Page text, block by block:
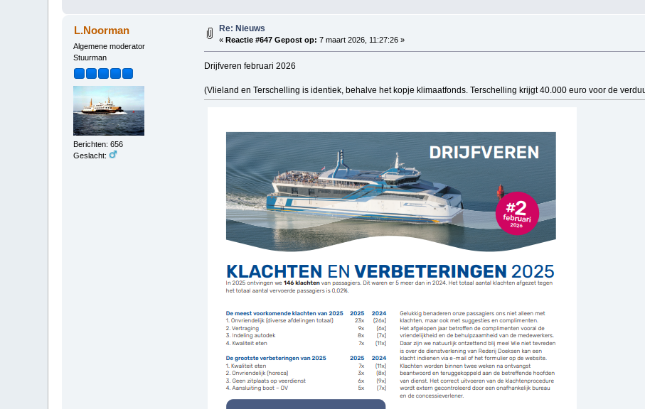
L.Noorman
Algemene moderator
Stuurman
Berichten: 656
Geslacht:
Re: Nieuws
« Reactie #647 Gepost op: 7 maart 2026, 11:27:26 »
Drijfveren februari 2026
(Vlieland en Terschelling is identiek, behalve het kopje klimaatfonds. Terschelling krijgt 40.000 euro voor de